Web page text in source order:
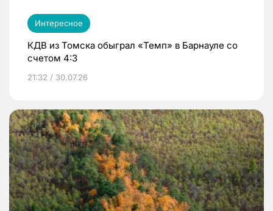
Интересное
КДВ из Томска обыграл «Темп» в Барнауле со
счетом 4:3
21:32 / 30.07.26